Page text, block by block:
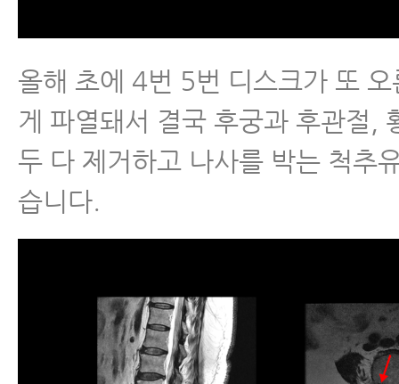
올해 초에 4번 5번 디스크가 또
게 파열돼서 결국 후궁과 후관절,
두 다 제거하고 나사를 박는 척추
습니다.